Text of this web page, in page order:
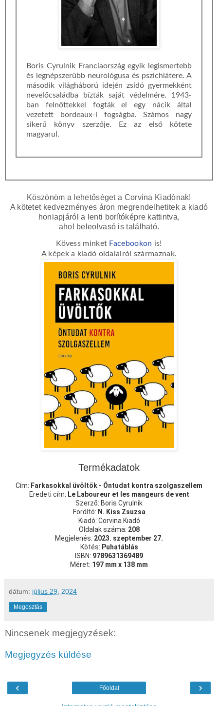
Boris Cyrulnik Franciaország egyik legismertebb
és legnépszerűbb neurológusa és pszichiátere. A
második világháború idején zsidó gyermekként
nevelőcsaládba bízták saját védelmére. 1943-
ban felnőttekkel fogták el egy nácik által
vezetett bordeaux-i fogságba. Számos nagy
sikerű könyv szerzője. Ez az első kötete
magyarul.
Köszönöm a lehetőséget a Corvina Kiadónak!
A kötetet kedvezményes áron megrendelhetitek a kiadó
honlapjáról a lenti borítóképre kattintva,
ahol beleolvasó is található.
Kövess minket Facebookon is!
A képek a kiadó oldalairól származnak.
Termékadatok
Cím: Farkasokkal üvöltők - Öntudat kontra szolgaszellem
Eredeti cím: Le Laboureur et les mangeurs de vent
Szerző: Boris Cyrulnik
Fordító: N. Kiss Zsuzsa
Kiadó: Corvina Kiadó
Oldalak száma: 208
Megjelenés: 2023. szeptember 27.
Kötés: Puhatáblás
ISBN: 9789631369489
Méret: 197 mm x 138 mm
dátum: július 29, 2024
Megosztás
Nincsenek megjegyzések:
Megjegyzés küldése
‹ ›
Főoldal